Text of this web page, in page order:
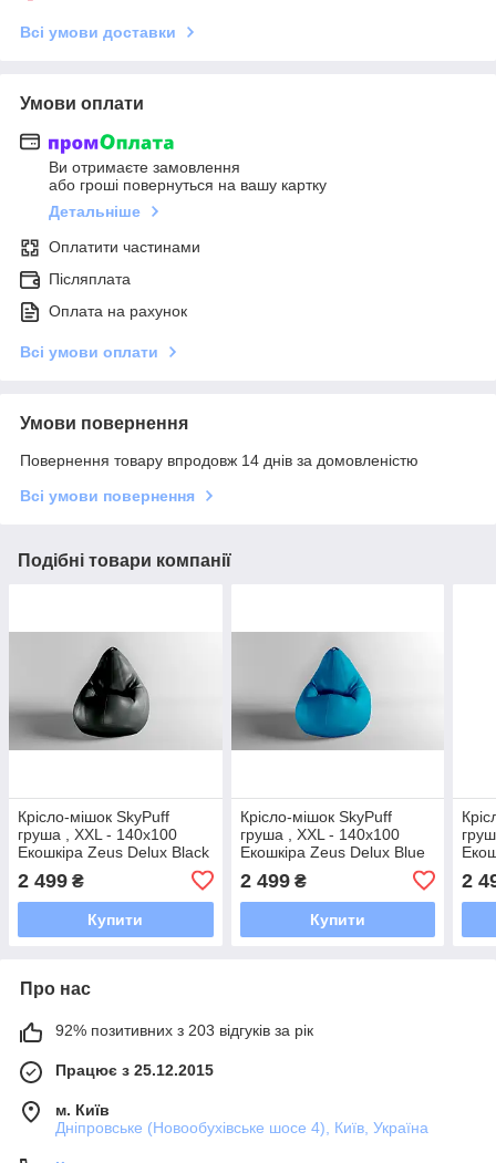
Всі умови доставки
Умови оплати
Ви отримаєте замовлення
або гроші повернуться на вашу картку
Детальніше
Оплатити частинами
Післяплата
Оплата на рахунок
Всі умови оплати
Умови повернення
Повернення товару впродовж 14 днів за домовленістю
Всі умови повернення
Подібні товари компанії
Крісло-мішок SkyPuff
груша , XXL - 140х100
Екошкіра Zeus Delux Black
2 499 ₴
Купити
Крісло-мішок SkyPuff
груша , XXL - 140х100
Екошкіра Zeus Delux Blue
2 499₴
Купити
2
Про нас
92% позитивних з 203 відгуків за рік
Працює з 25.12.2015
м. Київ
Дніпровське (Новообухівське шосе 4), Київ, Україна